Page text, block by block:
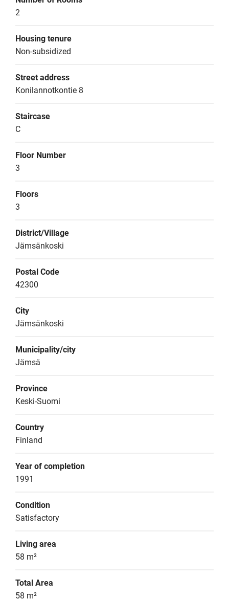
2
Housing tenure
Non-subsidized
Street address
Konilannotkontie 8
Staircase
C
Floor Number
3
Floors
3
District/Village
Jämsänkoski
Postal Code
42300
City
Jämsänkoski
Municipality/city
Jämsä
Province
Keski-Suomi
Country
Finland
Year of completion
1991
Condition
Satisfactory
Living area
58 m²
Total Area
58 m²